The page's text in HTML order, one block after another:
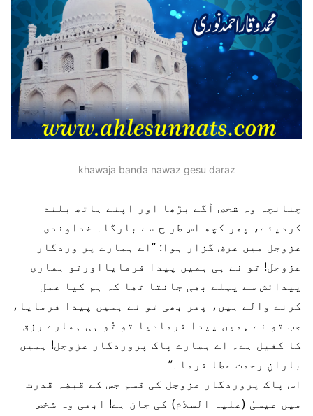
khawaja banda nawaz gesu daraz
چنانچہ وہ شخص آگے بڑھا اور اپنے ہاتھ بلند
کردیئے، پھر کچھ اس طر ح سے بارگاہ خداوندی
عزوجل میں عرض گزار ہوا: ”اے ہمارے پر وردگار
عزوجل! تو نے ہی ہمیں پیدا فرمایااورتو ہماری
پیدائش سے پہلے بھی جانتا تھا کہ ہم کیا عمل
کرنے والے ہیں، پھر بھی تو نے ہمیں پیدا فرمایا،
جب تو نے ہمیں پیدا فرمادیا تو تُو ہی ہمارے رزق
کا کفیل ہے۔ اے ہمارے پاک پروردگار عزوجل! ہمیں
بارانِ رحمت عطا فرما۔”
اس پاک پروردگار عزوجل کی قسم جس کے قبضہ قدرت
میں عیسیٰ (علیہ السلام) کی جان ہے! ابھی وہ شخص